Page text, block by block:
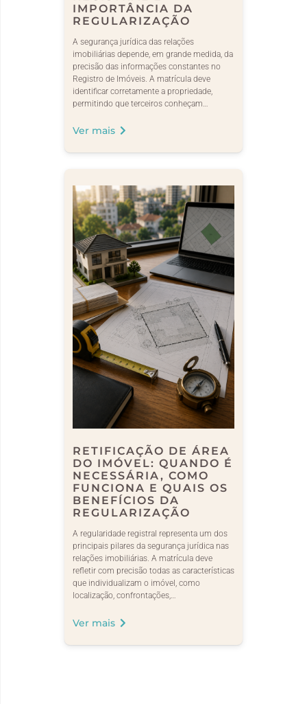
IMPORTÂNCIA DA
REGULARIZAÇÃO
A segurança jurídica das relações
imobiliárias depende, em grande medida, da
precisão das informações constantes no
Registro de Imóveis. A matrícula deve
identificar corretamente a propriedade,
permitindo que terceiros conheçam…
Ver mais
RETIFICAÇÃO DE ÁREA
DO IMÓVEL: QUANDO É
NECESSÁRIA, COMO
FUNCIONA E QUAIS OS
BENEFÍCIOS DA
REGULARIZAÇÃO
A regularidade registral representa um dos
principais pilares da segurança jurídica nas
relações imobiliárias. A matrícula deve
refletir com precisão todas as características
que individualizam o imóvel, como
localização, confrontações,…
Ver mais